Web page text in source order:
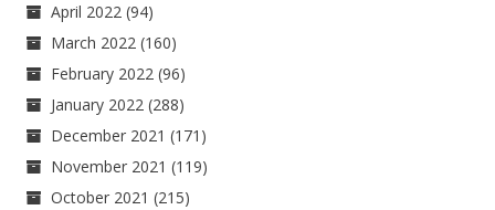
April 2022 (94)
March 2022 (160)
February 2022 (96)
January 2022 (288)
December 2021 (171)
November 2021 (119)
October 2021 (215)